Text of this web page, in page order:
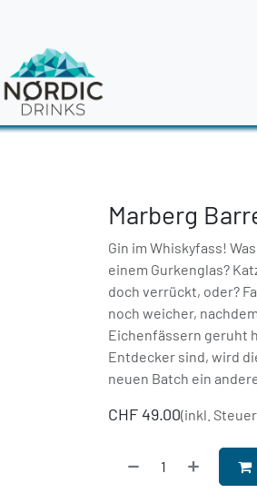
Marberg
Gin im Whiskyfass!
einem Gurkenglas?
doch verrückt, oder?
noch weicher,
Eichenfässern geruht
Entdecker sind, wird
neuen Batch ein
CHF 49.00(inkl.